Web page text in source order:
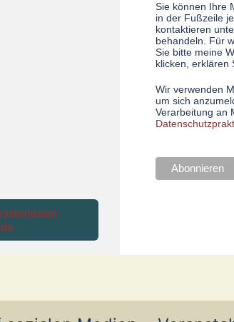
Sie können Ihre
in der Fußzeile
kontaktieren
behandeln. Für
Sie bitte meine
klicken, erklären
Wir verwenden
um sich
Verarbeitung an